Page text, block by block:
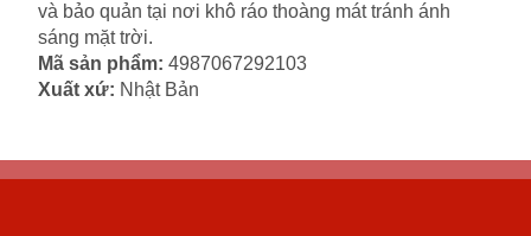
và bảo quản tại nơi khô ráo thoàng mát tránh ánh
sáng mặt trời.
Mã sản phẩm: 4987067292103
Xuất xứ: Nhật Bản